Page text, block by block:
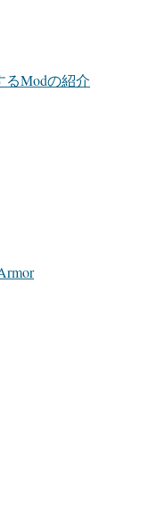
るModの紹介